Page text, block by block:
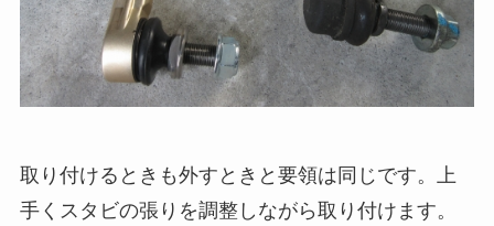
取り付けるときも外すときと要領は同じです。上
手くスタビの張りを調整しながら取り付けます。